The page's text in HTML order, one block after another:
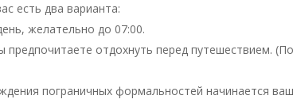
есть два варианта:
желательно до 07:00.
предпочитаете отдохнуть перед путешествием.
пограничных формальностей начинается